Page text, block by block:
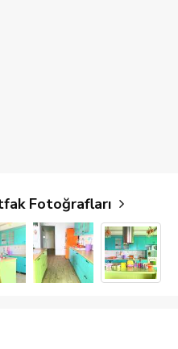
Fotoğrafları